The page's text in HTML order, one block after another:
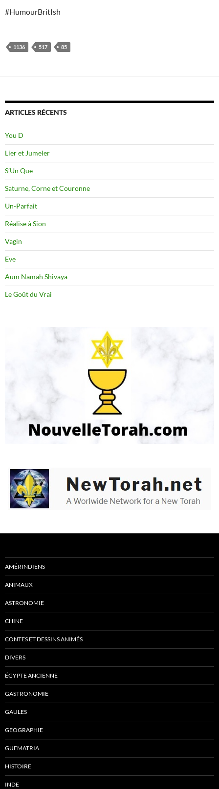
#HumourBritIsh
1136 517 85
ARTICLES RÉCENTS
You D
Lier et Jumeler
S’Un Que
Saturne, Corne et Couronne
Un-Parfait
Réalise à Sion
Vagin
Eve
Aum Namah Shivaya
Le Goût du Vrai
AMÉRINDIENS
ANIMAUX
ASTRONOMIE
CHINE
CONTES ET DESSINS ANIMÉS
DIVERS
ÉGYPTE ANCIENNE
GASTRONOMIE
GAULES
GEOGRAPHIE
GUEMATRIA
HISTOIRE
INDE